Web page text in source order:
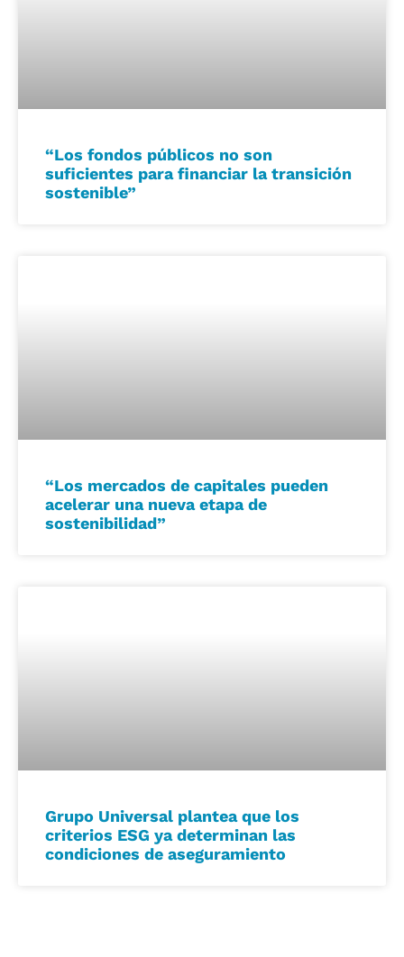
“Los fondos públicos no son
suficientes para financiar la transición
sostenible”
“Los mercados de capitales pueden
acelerar una nueva etapa de
sostenibilidad”
Grupo Universal plantea que los
criterios ESG ya determinan las
condiciones de aseguramiento